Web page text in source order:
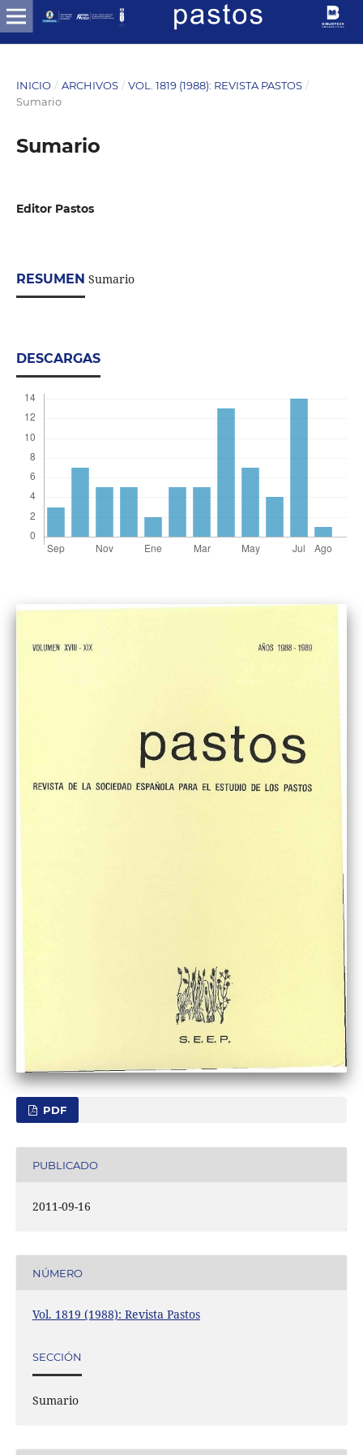
INICIO / ARCHIVOS / VOL. 1819 (1988): REVISTA PASTOS /
Sumario
Sumario
Editor Pastos
RESUMEN Sumario
DESCARGAS
PDF
PUBLICADO
2011-09-16
NÚMERO
Vol. 1819 (1988): Revista Pastos
SECCIÓN
Sumario